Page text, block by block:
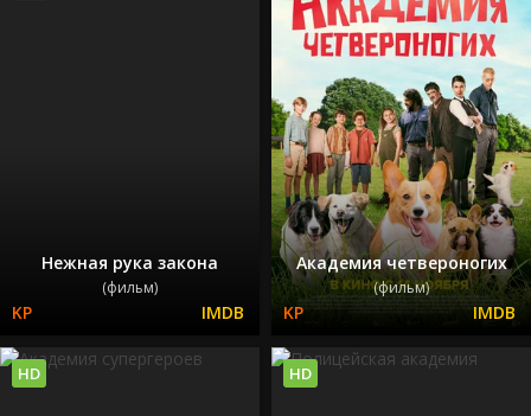
Нежная рука закона
(фильм)
Академия четвероногих
(фильм)
HD HD